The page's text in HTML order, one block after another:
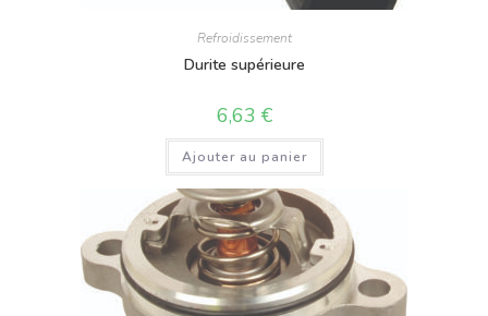
Refroidissement
Durite supérieure
6,63 €
Ajouter au panier